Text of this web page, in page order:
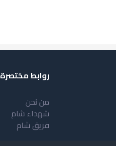
روابط مختصرة
من نحن
شهداء شام
فريق شام